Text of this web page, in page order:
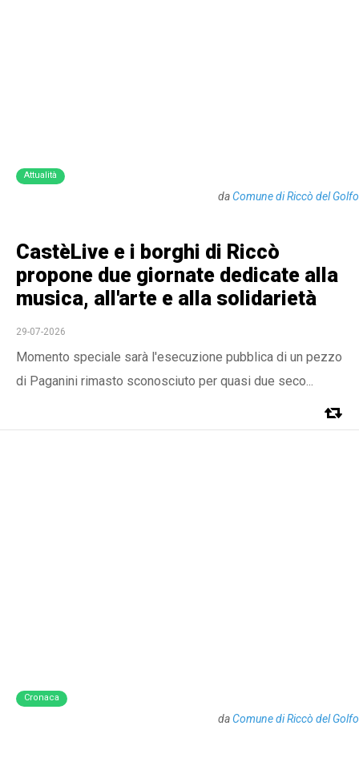
Attualità
daComune di Riccò del Golfo
CastèLive e i borghi di Riccò
propone due giornate dedicate alla
musica, all'arte e alla solidarietà
29-07-2026
Momento speciale sarà l'esecuzione pubblica di un pezzo
di Paganini rimasto sconosciuto per quasi due seco...
Cronaca
daComune di Riccò del Golfo